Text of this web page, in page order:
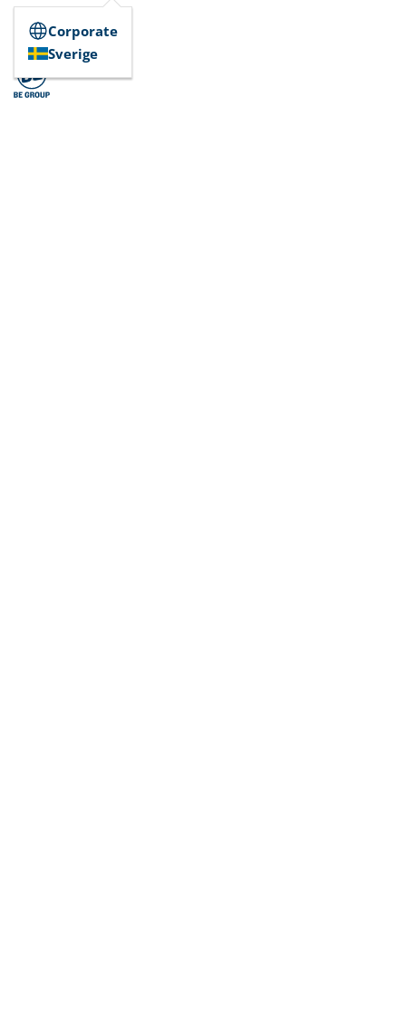
Corporate
Sverige